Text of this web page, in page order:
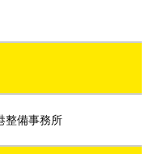
整備事務所